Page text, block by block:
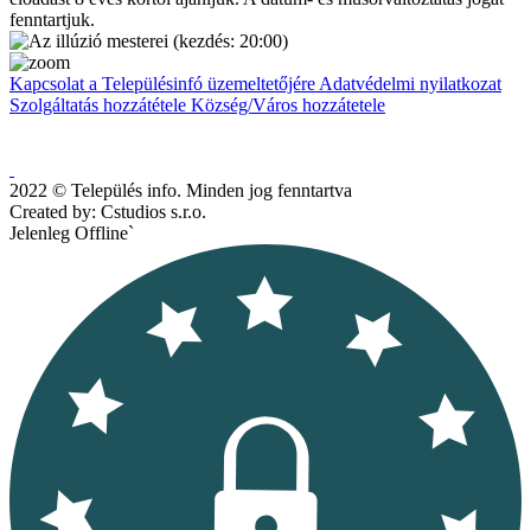
fenntartjuk.
Kapcsolat a Településinfó üzemeltetőjére Adatvédelmi nyilatkozat
Szolgáltatás hozzátétele Község/Város hozzátetele
2022 © Település info. Minden jog fenntartva
Created by: Cstudios s.r.o.
Jelenleg Offline`